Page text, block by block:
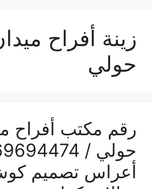
زينة أفراح
حولي
رقم مكتب أفراح
أعراس تصميم